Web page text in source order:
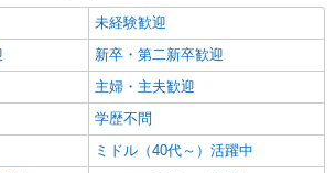
最高額135万円） ※2025年6月支給実績 ※処遇
善手当は試用期間中(3ヶ月)は支給なし
詳細を見る
風：RO17130
ループホーム 介護スタッフ
【時給】1,380円〜1,500円 ▼給与詳細 処遇改
当：200〜200円/時 ▼下記別途支給 通勤手当
未経験歓迎
新卒・第二新卒歓迎
主婦・主夫歓迎
学歴不問
ミドル（40代～）活躍中